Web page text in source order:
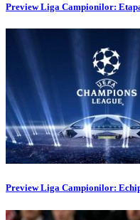
Preview Liga Campionilor:
Preview Liga Campionilor: